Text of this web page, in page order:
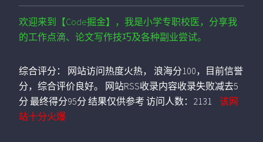
欢迎来到【Code掘金】，我是小学专职校医，分享我
的工作点滴、论文写作技巧及各种副业尝试。
综合评分：
网站访问热度火热， 浪海分100，目前信誉
分，综合评价良好。 网站RSS收录内容收录失败减去5
分 最终得分95分 结果仅供参考 访问人数： 2131
该网
站十分火爆